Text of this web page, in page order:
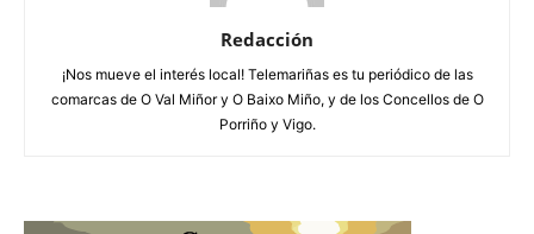
Redacción
¡Nos mueve el interés local! Telemariñas es tu periódico de las
comarcas de O Val Miñor y O Baixo Miño, y de los Concellos de O
Porriño y Vigo.